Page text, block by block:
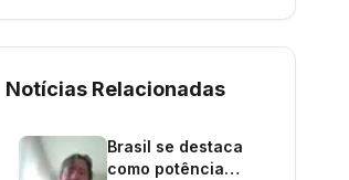
Notícias Relacionadas
Brasil se destaca
como potência